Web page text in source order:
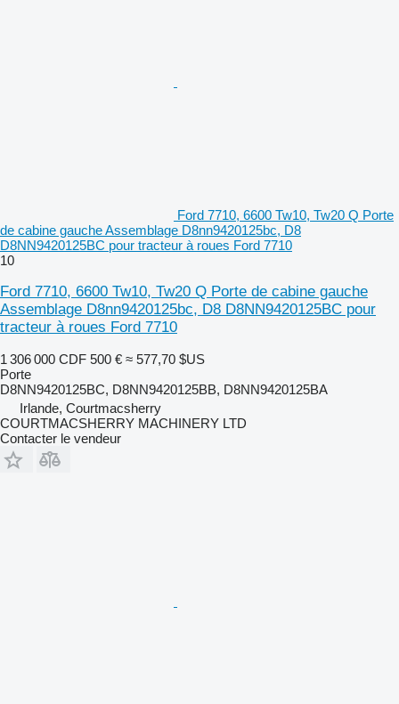
Ford 7710, 6600 Tw10, Tw20 Q Porte
de cabine gauche Assemblage D8nn9420125bc, D8
D8NN9420125BC pour tracteur à roues Ford 7710
10
Ford 7710, 6600 Tw10, Tw20 Q Porte de cabine gauche
Assemblage D8nn9420125bc, D8 D8NN9420125BC pour
tracteur à roues Ford 7710
1 306 000 CDF 500 € ≈ 577,70 $US
Porte
D8NN9420125BC, D8NN9420125BB, D8NN9420125BA
Irlande, Courtmacsherry
COURTMACSHERRY MACHINERY LTD
Contacter le vendeur